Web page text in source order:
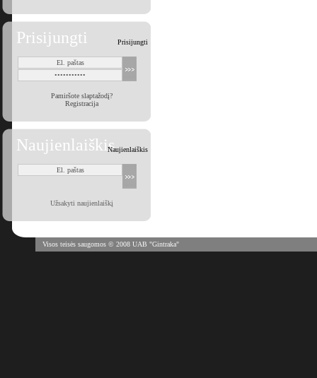
Prisijungti Prisijungti
Pamiršote slaptažodį?
Registracija
NaujienlaiškisNaujienlaiškis
Užsakyti naujienlaiškį
Visos teisės saugomos © 2008 UAB "Gintraka"